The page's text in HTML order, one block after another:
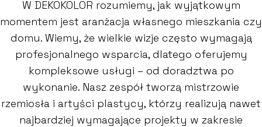
W DEKOKOLOR rozumiemy, jak wyjątkowym
momentem jest aranżacja własnego mieszkania czy
domu. Wiemy, że wielkie wizje często wymagają
profesjonalnego wsparcia, dlatego oferujemy
kompleksowe usługi – od doradztwa po
wykonanie. Nasz zespół tworzą mistrzowie
rzemiosła i artyści plastycy, którzy realizują nawet
najbardziej wymagające projekty w zakresie